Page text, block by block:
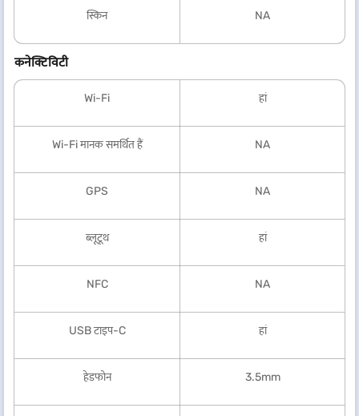
स्किन NA
कनेक्टिविटी
Wi-Fi हां
Wi-Fi मानक समर्थित हैं NA
GPS NA
ब्लूटूथ हां
NFC NA
USB टाइप-C हां
हेडफोन 3.5mm